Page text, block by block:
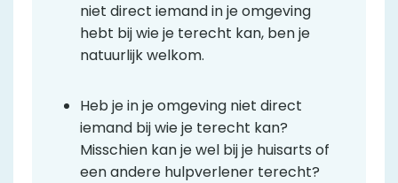
niet direct iemand in je omgeving
hebt bij wie je terecht kan, ben je
natuurlijk welkom.
Heb je in je omgeving niet direct
iemand bij wie je terecht kan?
Misschien kan je wel bij je huisarts of
een andere hulpverlener terecht?